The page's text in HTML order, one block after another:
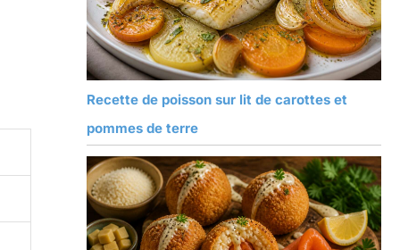
Recette de poisson sur lit de carottes et
pommes de terre